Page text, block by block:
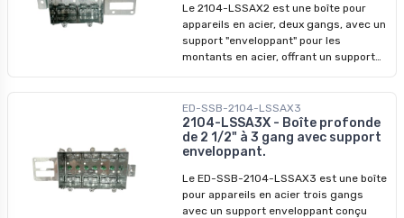
Le 2104-LSSAX2 est une boîte pour
appareils en acier, deux gangs, avec un
support "enveloppant" pour les
montants en acier, offrant un support
Matériau : Acier - Dimensions : H 3 po x
L 3-3/4 po x P 2-1/2 po - Volume : 25.5
po cu - Pinces pour câbles sous gaine
non métallique ou câbles armés -
pour l'installation sur des montants
métalliques - Non-agrafable
ED-SSB-2104-LSSAX3
2104-LSSA3X - Boîte profonde
de 2 1/2" à 3 gang avec support
enveloppant.
Le ED-SSB-2104-LSSAX3 est une boîte
pour appareils en acier trois gangs
avec un support enveloppant conçu